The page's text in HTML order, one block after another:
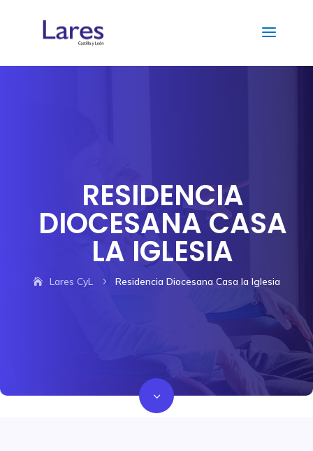
RESIDENCIA
DIOCESANA CASA
LA IGLESIA
Lares CyL 5 Residencia Diocesana Casa la Iglesia
3